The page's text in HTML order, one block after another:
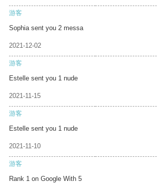
游客
Sophia sent you 2 messa
2021-12-02
游客
Estelle sent you 1 nude
2021-11-15
游客
Estelle sent you 1 nude
2021-11-10
游客
Rank 1 on Google With 5